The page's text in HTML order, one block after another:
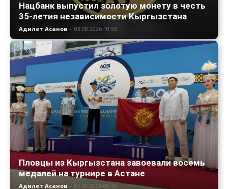
Нацбанк выпустил золотую монету в честь
35-летия независимости Кыргызстана
Адилет Асанов - 03.08.2026 10:56
Пловцы из Кыргызстана завоевали восемь
медалей на турнире в Астане
Адилет Асанов - 06.08.2026 09:45